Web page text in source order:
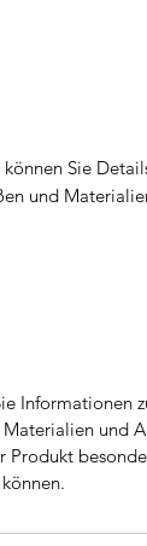
Sie
und
Informationen
und
Produkt